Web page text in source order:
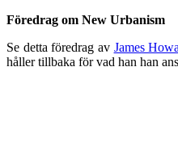
Föredrag om New Urbanism
Se detta föredrag av James
håller tillbaka för vad han han